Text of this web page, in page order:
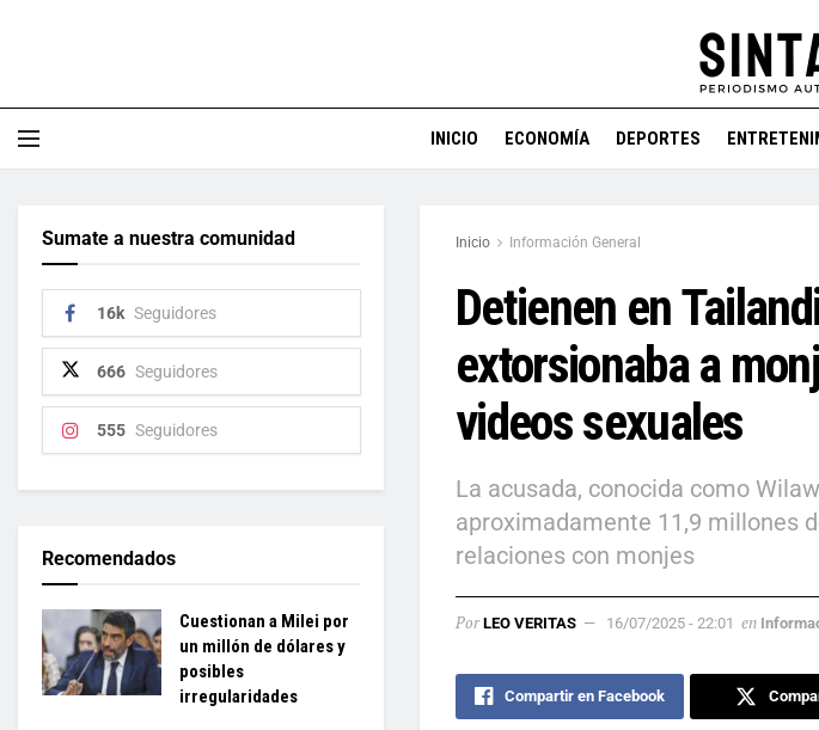
INICIO ECONOMÍA DEPORTES
Inicio Información General
Detienen en
extorsionaba a
videos sexuales
La acusada, conocida como
aproximadamente 11,9 millones
relaciones con monjes
Por LEO VERITAS 16/07/2025 - 22:01 en
Compartir en Facebook
Sumate a nuestra comunidad
16k Seguidores
666 Seguidores
555 Seguidores
Recomendados
Cuestionan a Milei por
un millón de dólares y
posibles
irregularidades